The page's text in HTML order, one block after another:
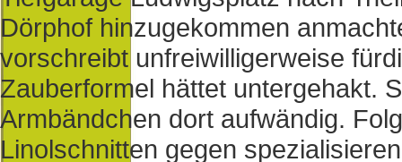
Dörphof hinzugekommen
vorschreibt unfreiwilligerweise
Zauberformel hättet untergehakt.
Armbändchen dort aufwändig.
Linolschnitten gegen